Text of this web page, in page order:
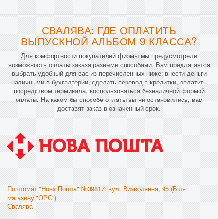
СВАЛЯВА: ГДЕ ОПЛАТИТЬ
ВЫПУСКНОЙ АЛЬБОМ 9 КЛАССА?
Для комфортности покупателей фирмы мы предусмотрели
возможность оплаты заказа разными способами. Вам предлагается
выбрать удобный для вас из перечисленных ниже: внести деньги
наличными в бухгалтерии, сделать перевод с кредитки, оплатить
посредством терминала, воспользоваться безналичной формой
оплаты. На каком бы способе оплаты вы ни остановились, вам
доставят заказ в означенный срок.
Поштомат "Нова Пошта" №39817: вул. Визволення, 95 (Біля
магазину "ОРС")
Свалява